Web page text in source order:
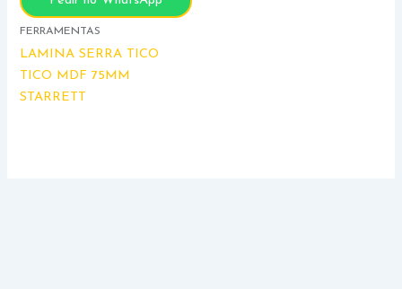
FERRAMENTAS
LAMINA SERRA TICO
TICO MDF 75MM
STARRETT